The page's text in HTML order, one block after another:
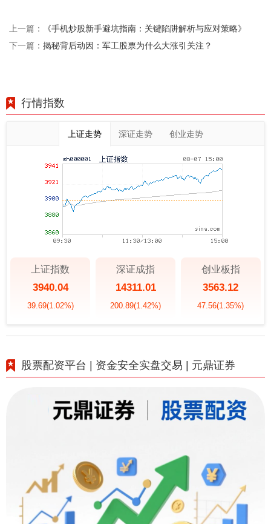
上一篇： 《手机炒股新手避坑指南：关键陷阱解析与应对策略》
下一篇： 揭秘背后动因：军工股票为什么大涨引关注？
行情指数
上证走势 深证走势 创业走势
上证指数
3940.04
39.69(1.02%)
深证成指
14311.01
200.89(1.42%)
创业板指
3563.12
47.56(1.35%)
股票配资平台 | 资金安全实盘交易 | 元鼎证券